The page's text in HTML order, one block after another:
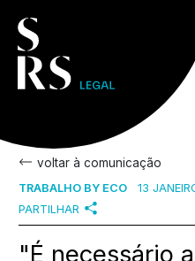
voltar à comunicação
TRABALHO BY ECO
13
PARTILHAR
"É necessário